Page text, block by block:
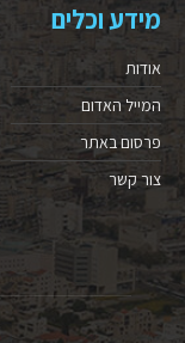
מידע וכלים
אודות
המייל האדום
פרסום באתר
צור קשר